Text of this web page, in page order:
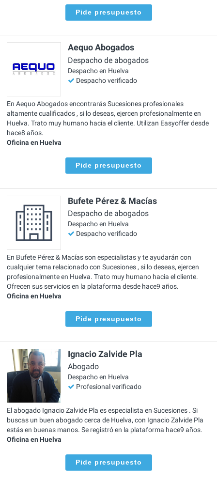
Pide presupuesto
Aequo Abogados
Despacho de abogados
Despacho en Huelva
Despacho verificado
En Aequo Abogados encontrarás Sucesiones profesionales
altamente cualificados , si lo deseas, ejercen profesionalmente en
Huelva. Trato muy humano hacia el cliente. Utilizan Easyoffer desde
hace8 años.
Oficina en Huelva
Pide presupuesto
Bufete Pérez & Macías
Despacho de abogados
Despacho en Huelva
Despacho verificado
En Bufete Pérez & Macías son especialistas y te ayudarán con
cualquier tema relacionado con Sucesiones , si lo deseas, ejercen
profesionalmente en Huelva. Trato muy humano hacia el cliente.
Ofrecen sus servicios en la plataforma desde hace9 años.
Oficina en Huelva
Pide presupuesto
Ignacio Zalvide Pla
Abogado
Despacho en Huelva
Profesional verificado
El abogado Ignacio Zalvide Pla es especialista en Sucesiones . Si
buscas un buen abogado cerca de Huelva, con Ignacio Zalvide Pla
estás en buenas manos. Se registró en la plataforma hace9 años.
Oficina en Huelva
Pide presupuesto